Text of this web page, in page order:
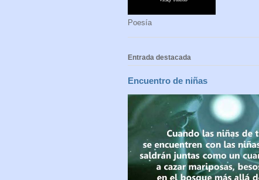
Poesía
Entrada destacada
Encuentro de niñas